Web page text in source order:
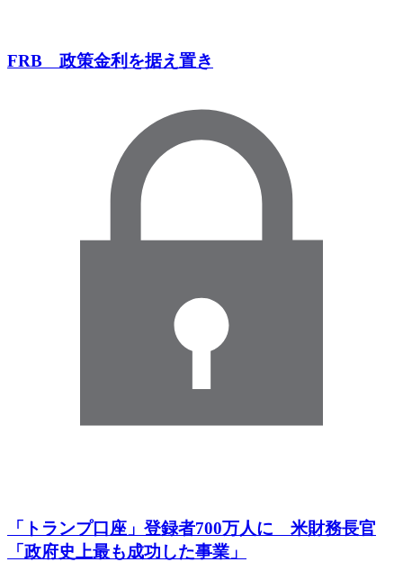
FRB 政策金利を据え置き
「トランプ口座」登録者700万人に 米財務長官
「政府史上最も成功した事業」